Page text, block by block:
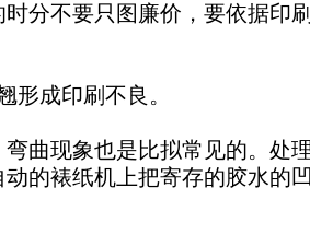
时分不要只图廉价，要依据印
形成印刷不良。
曲现象也是比拟常见的。处
的裱纸机上把寄存的胶水的